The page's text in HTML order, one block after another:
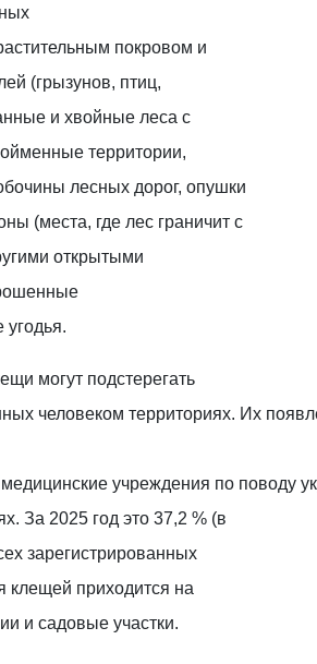
покровом и
(грызунов, птиц,
и хвойные леса с
территории,
лесных дорог, опушки
(места, где лес граничит с
открытыми
угодья.
могут подстерегать
человеком территориях. Их
учреждения по поводу
За 2025 год это 37,2 % (в
зарегистрированных
клещей приходится на
и садовые участки.